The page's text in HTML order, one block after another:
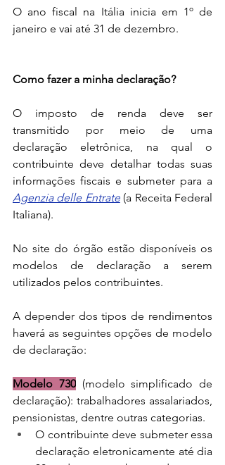
O ano fiscal na Itália inicia em 1º de
janeiro e vai até 31 de dezembro.
Como fazer a minha declaração?
O imposto de renda deve ser
transmitido por meio de uma
declaração eletrônica, na qual o
contribuinte deve detalhar todas suas
Agenzia delle Entrate (a Receita Federal
Italiana).
No site do órgão estão disponíveis os
modelos de declaração a serem
utilizados pelos contribuintes.
A depender dos tipos de rendimentos
haverá as seguintes opções de modelo
de declaração:
Modelo 730 (modelo simplificado de
declaração): trabalhadores assalariados,
pensionistas, dentre outras categorias.
O contribuinte deve submeter essa
declaração eletronicamente até dia